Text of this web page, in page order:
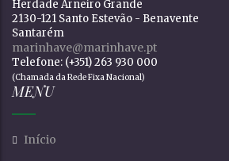
Herdade Arneiro Grande
2130-121 Santo Estevão - Benavente
Santarém
marinhave@marinhave.pt
Telefone: (+351) 263 930 000
(Chamada da Rede Fixa Nacional)
MENU
Início